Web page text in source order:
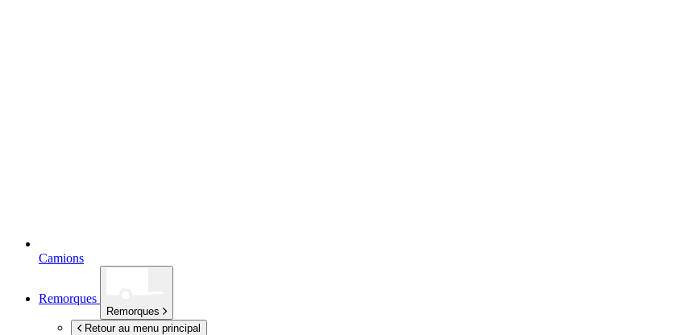
Camions
Remorques
Remorques
Retour au menu principal